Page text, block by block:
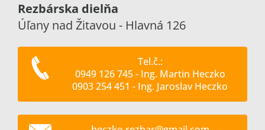
Rezbárska dielňa
Úľany nad Žitavou - Hlavná 126
Tel.č.:
0949 126 745 - Ing. Martin Heczko
0903 254 451 - Ing. Jaroslav Heczko